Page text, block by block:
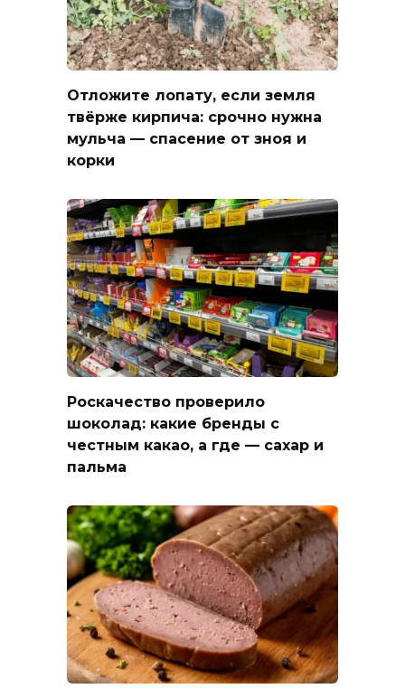
Отложите лопату, если земля
твёрже кирпича: срочно нужна
мульча — спасение от зноя и
корки
Роскачество проверило
шоколад: какие бренды с
честным какао, а где — сахар и
пальма